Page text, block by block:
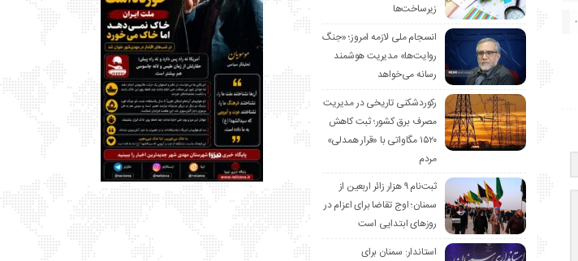
زیرساخت‌ها
انسجام ملی لازمه امروز؛ «جنگ
روایت‌ها» مدیریت هوشمند
رسانه می‌خواهد
رکوردشکنی تاریخی در مدیریت
مصرف برق کشور؛ ثبت کاهش
۱۵۲۰ مگاواتی با «قرار همدلی»
مردم
ثبت‌نام ۹ هزار زائر اربعین از
سمنان؛ اوج تقاضا برای اعزام در
روزهای ابتدایی است
استاندار: سمنان برای